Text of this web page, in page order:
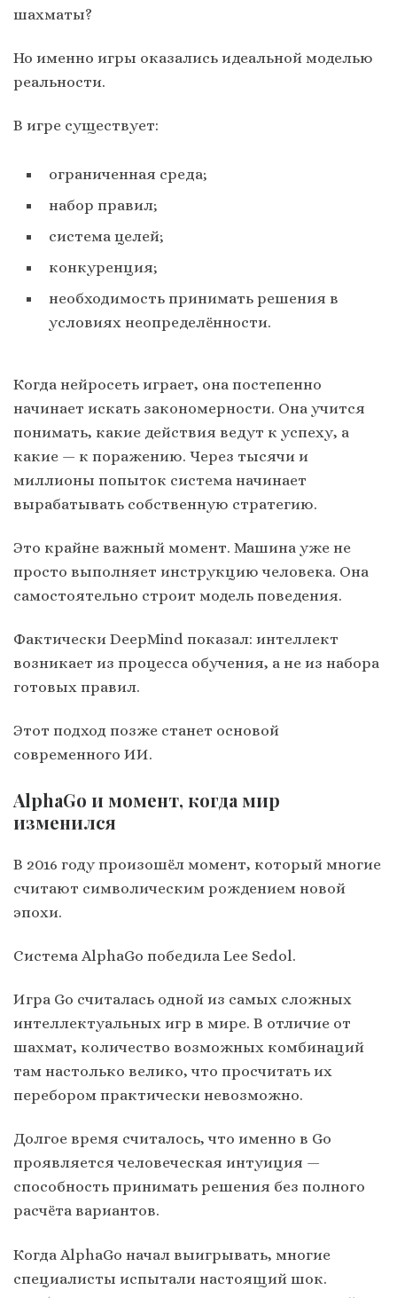
шахматы?
Но именно игры оказались идеальной моделью
реальности.
В игре существует:
ограниченная среда;
набор правил;
система целей;
конкуренция;
необходимость принимать решения в
условиях неопределённости.
Когда нейросеть играет, она постепенно
начинает искать закономерности. Она учится
понимать, какие действия ведут к успеху, а
какие — к поражению. Через тысячи и
миллионы попыток система начинает
вырабатывать собственную стратегию.
Это крайне важный момент. Машина уже не
просто выполняет инструкцию человека. Она
самостоятельно строит модель поведения.
Фактически DeepMind показал: интеллект
возникает из процесса обучения, а не из набора
готовых правил.
Этот подход позже станет основой
современного ИИ.
AlphaGo и момент, когда мир
изменился
В 2016 году произошёл момент, который многие
считают символическим рождением новой
эпохи.
Система AlphaGo победила Lee Sedol.
Игра Go считалась одной из самых сложных
интеллектуальных игр в мире. В отличие от
шахмат, количество возможных комбинаций
там настолько велико, что просчитать их
перебором практически невозможно.
Долгое время считалось, что именно в Go
проявляется человеческая интуиция —
способность принимать решения без полного
расчёта вариантов.
Когда AlphaGo начал выигрывать, многие
специалисты испытали настоящий шок.